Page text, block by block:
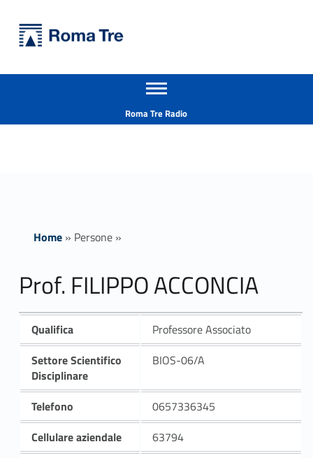
Prof. FILIPPO ACCONCIA ricerca - Università Roma Tre
Apri il menu secondario
Roma Tre Radio
Home» Persone»
Prof. FILIPPO ACCONCIA
Qualifica
Professore Associato
Settore Scientifico
Disciplinare
BIOS-06/A
Telefono
0657336345
Cellulare aziendale
63794